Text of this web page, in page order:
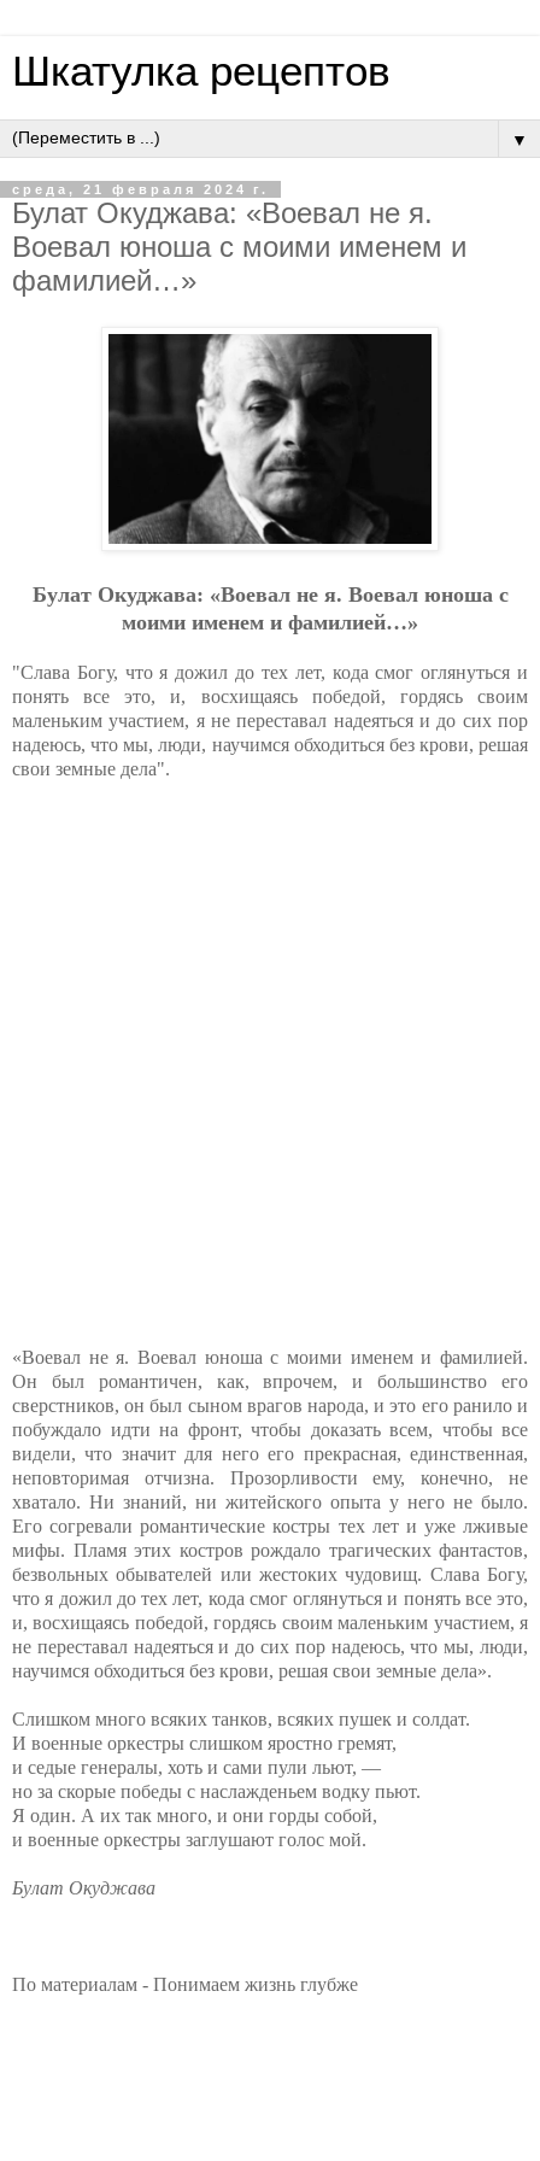
Шкатулка рецептов
▼
среда, 21 февраля 2024 г.
Булат Окуджава: «Воевал не я.
Воевал юноша с моими именем и
фамилией…»
Булат Окуджава: «Воевал не я. Воевал юноша с
моими именем и фамилией…»
"Слава Богу, что я дожил до тех лет, кода смог оглянуться и
понять все это, и, восхищаясь победой, гордясь своим
маленьким участием, я не переставал надеяться и до сих пор
надеюсь, что мы, люди, научимся обходиться без крови, решая
свои земные дела".
«Воевал не я. Воевал юноша с моими именем и фамилией.
Он был романтичен, как, впрочем, и большинство его
сверстников, он был сыном врагов народа, и это его ранило и
побуждало идти на фронт, чтобы доказать всем, чтобы все
видели, что значит для него его прекрасная, единственная,
неповторимая отчизна. Прозорливости ему, конечно, не
хватало. Ни знаний, ни житейского опыта у него не было.
Его согревали романтические костры тех лет и уже лживые
мифы. Пламя этих костров рождало трагических фантастов,
безвольных обывателей или жестоких чудовищ. Слава Богу,
что я дожил до тех лет, кода смог оглянуться и понять все это,
и, восхищаясь победой, гордясь своим маленьким участием, я
не переставал надеяться и до сих пор надеюсь, что мы, люди,
научимся обходиться без крови, решая свои земные дела».
Слишком много всяких танков, всяких пушек и солдат.
И военные оркестры слишком яростно гремят,
и седые генералы, хоть и сами пули льют, —
но за скорые победы с наслажденьем водку пьют.
Я один. А их так много, и они горды собой,
и военные оркестры заглушают голос мой.
Булат Окуджава
По материалам - Понимаем жизнь глубже